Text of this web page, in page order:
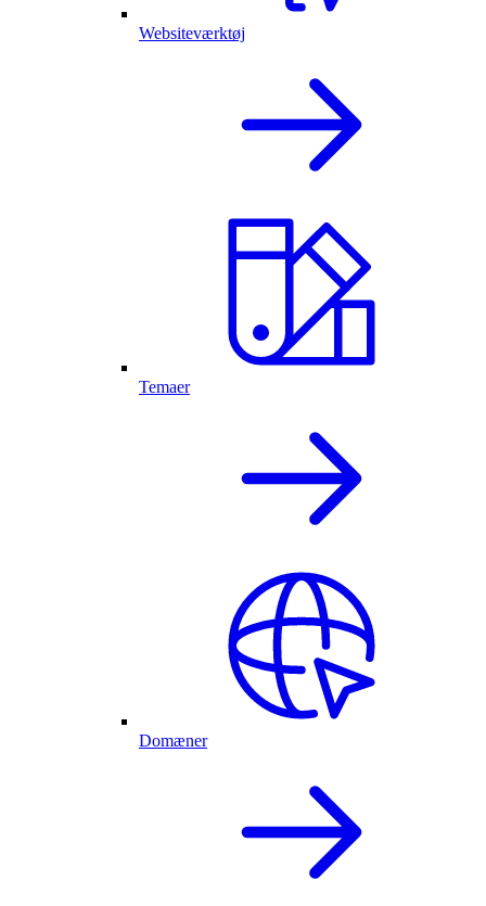
Websiteværktøj
Temaer
Domæner